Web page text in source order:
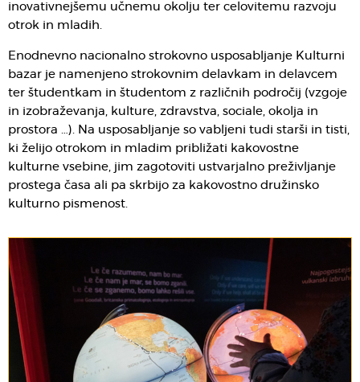
inovativnejšemu učnemu okolju ter celovitemu razvoju
otrok in mladih.
Enodnevno nacionalno strokovno usposabljanje Kulturni
bazar je namenjeno strokovnim delavkam in delavcem
ter študentkam in študentom z različnih področij (vzgoje
in izobraževanja, kulture, zdravstva, sociale, okolja in
prostora …). Na usposabljanje so vabljeni tudi starši in tisti,
ki želijo otrokom in mladim približati kakovostne
kulturne vsebine, jim zagotoviti ustvarjalno preživljanje
prostega časa ali pa skrbijo za kakovostno družinsko
kulturno pismenost.